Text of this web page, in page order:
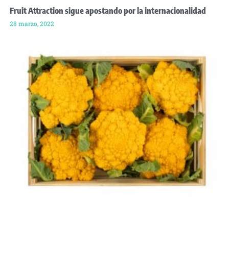
Fruit Attraction sigue apostando por la internacionalidad
28 marzo, 2022